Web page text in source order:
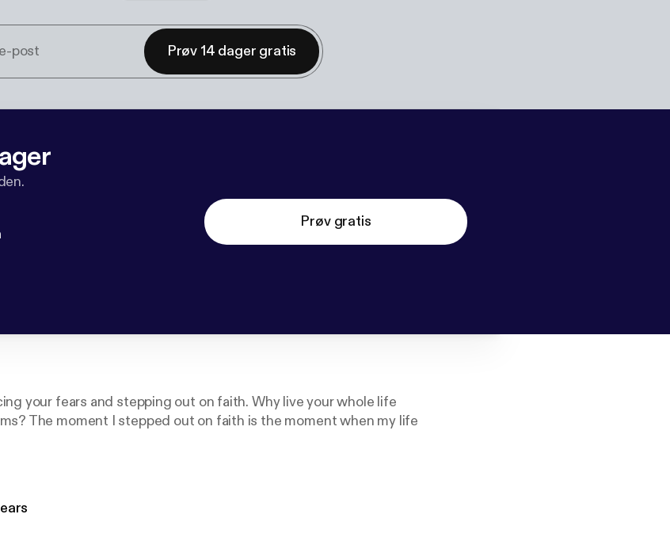
Prøv 14 dager gratis
Prøv gratis
your fears and stepping out on faith. Why live your whole life
The moment I stepped out on faith is the moment when my life